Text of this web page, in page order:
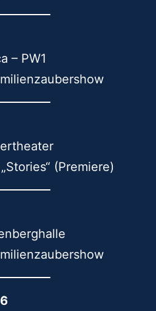
– PW1
(Premiere)